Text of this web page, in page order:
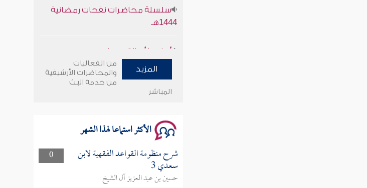
1444هـ
وأمنهم من خوف 9
سلسلة محاضرات نفحات رمضانية
المزيد
من الفعاليات
والمحاضرات الأرشيفية
من خدمة البث
المباشر
الأكثر استماعا لهذا الشهر
0 شرح منظومة القواعد الفقهية لابن
سعدي 3
حسين بن عبد العزيز آل الشيخ